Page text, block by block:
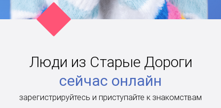
Люди из Старые Дороги
сейчас онлайн
зарегистрируйтесь и приступайте к знакомствам